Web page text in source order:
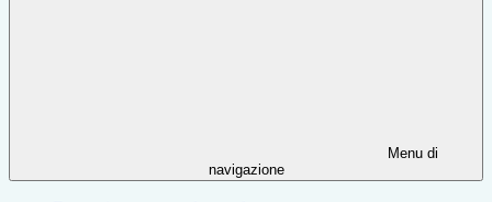
Menu di
navigazione